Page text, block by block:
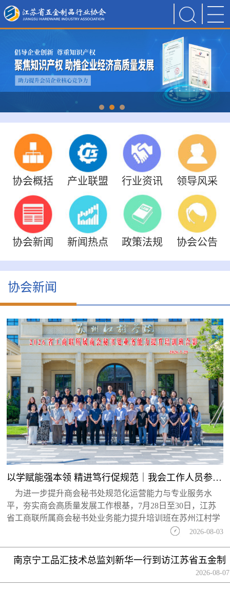
协会概括 产业联盟 行业资讯 领导风采
协会新闻 新闻热点 政策法规 协会公告
协会新闻
以学赋能强本领 精进笃行促规范｜我会工作人员参加省工商联商会业务能力提升培训...
为进一步提升商会秘书处规范化运营能力与专业服务水
平，夯实商会高质量发展工作根基，7月28日至30日，江苏
省工商联所属商会秘书处业务能力提升培训班在苏州江村学
2026-08-03
南京宁工品汇技术总监刘新华一行到访江苏省五金制
2026-08-07